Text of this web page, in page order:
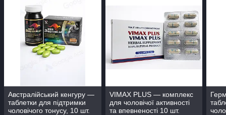
Австралійський кенгуру —
таблетки для підтримки
чоловічого тонусу, 10 шт.
VIMAX PLUS — комплекс
для чоловічої активності
та впевненості 10 шт.